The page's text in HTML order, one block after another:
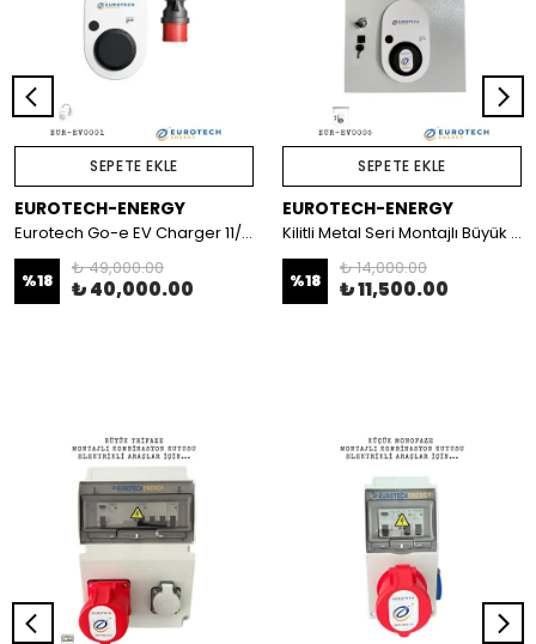
SEPETE EKLE
EUROTECH-ENERGY
Eurotech Go-e EV Charger 11/22KW Flex Elektrikli Araç Şarj Cihazı (Mobil)
%18
₺ 49,000.00
₺ 40,000.00
SEPETE EKLE
EUROTECH-ENERGY
Kilitli Metal Seri Montajlı Büyük Charger Kutusu Eurotech Go-e
%18
₺ 14,000.00
₺ 11,500.00